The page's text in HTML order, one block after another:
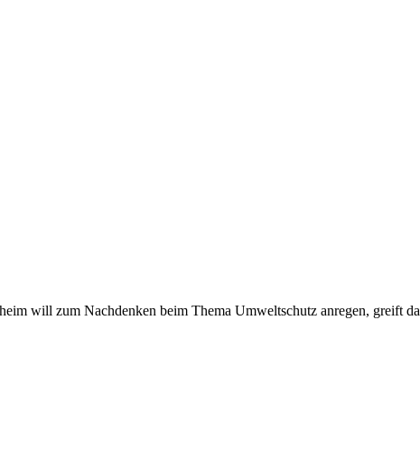
will zum Nachdenken beim Thema Umweltschutz anregen, greift